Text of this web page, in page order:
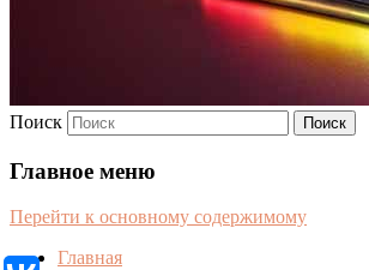
Поиск
Главное меню
Перейти к основному содержимому
Главная